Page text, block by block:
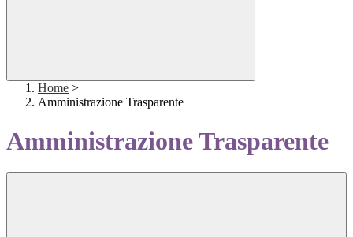
Home >
Amministrazione Trasparente
Amministrazione Trasparente